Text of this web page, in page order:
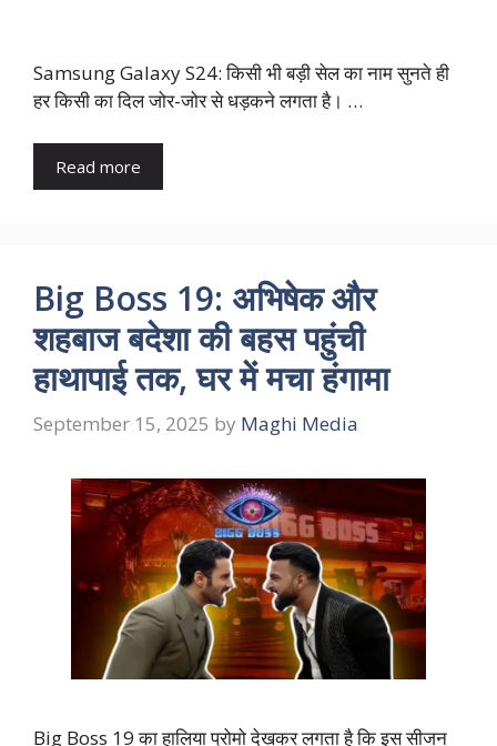
Samsung Galaxy S24: किसी भी बड़ी सेल का नाम सुनते ही
हर किसी का दिल जोर-जोर से धड़कने लगता है। …
Read more
Big Boss 19: अभिषेक और
शहबाज बदेशा की बहस पहुंची
हाथापाई तक, घर में मचा हंगामा
September 15, 2025 by Maghi Media
Big Boss 19 का हालिया प्रोमो देखकर लगता है कि इस सीजन